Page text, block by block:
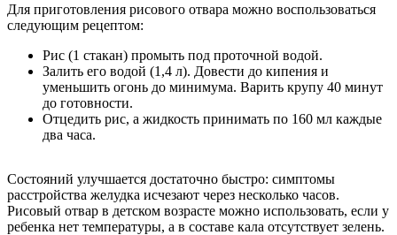
Для приготовления рисового отвара можно воспользоваться
следующим рецептом:
Рис (1 стакан) промыть под проточной водой.
Залить его водой (1,4 л). Довести до кипения и
уменьшить огонь до минимума. Варить крупу 40 минут
до готовности.
Отцедить рис, а жидкость принимать по 160 мл каждые
два часа.
Состояний улучшается достаточно быстро: симптомы
расстройства желудка исчезают через несколько часов.
Рисовый отвар в детском возрасте можно использовать, если у
ребенка нет температуры, а в составе кала отсутствует зелень.